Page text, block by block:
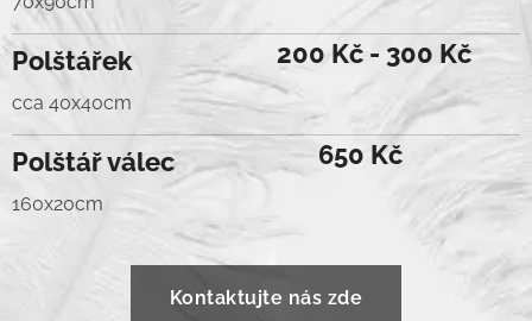
Polštářek
cca 40x40cm
200 Kč - 300 Kč
Polštář válec
160x20cm
650 Kč
Kontaktujte nás zde